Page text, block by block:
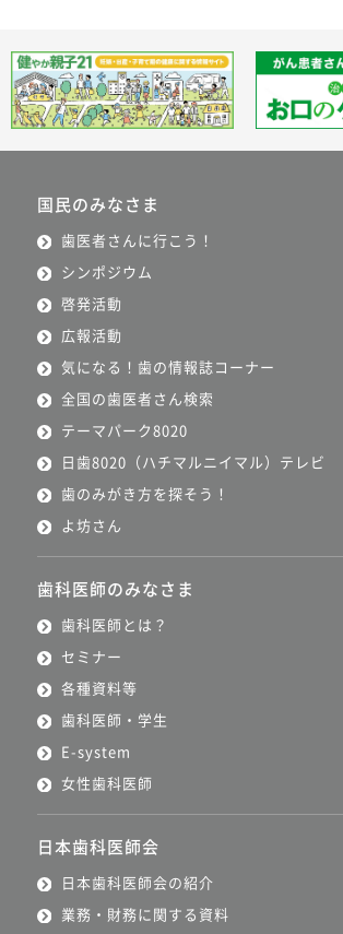
国民のみなさま
歯医者さんに行こう！
シンポジウム
啓発活動
広報活動
気になる！歯の情報誌コーナー
全国の歯医者さん検索
テーマパーク8020
日歯8020（ハチマルニイマル）テレビ
歯のみがき方を探そう！
よ坊さん
歯科医師のみなさま
歯科医師とは？
セミナー
各種資料等
歯科医師・学生
E-system
女性歯科医師
日本歯科医師会
日本歯科医師会の紹介
業務・財務に関する資料